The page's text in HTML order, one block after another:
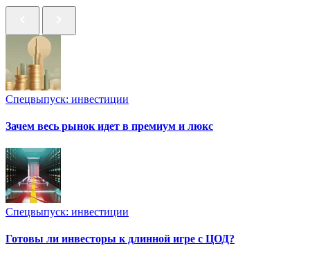
Спецвыпуск: инвестиции
Зачем весь рынок идет в премиум и люкс
Спецвыпуск: инвестиции
Готовы ли инвесторы к длинной игре с ЦОД?